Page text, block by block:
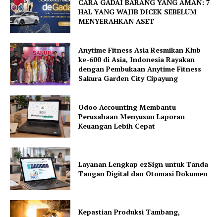
CARA GADAI BARANG YANG AMAN: 7
HAL YANG WAJIB DICEK SEBELUM
MENYERAHKAN ASET
Anytime Fitness Asia Resmikan Klub
ke-600 di Asia, Indonesia Rayakan
dengan Pembukaan Anytime Fitness
Sakura Garden City Cipayung
Odoo Accounting Membantu
Perusahaan Menyusun Laporan
Keuangan Lebih Cepat
Layanan Lengkap ezSign untuk Tanda
Tangan Digital dan Otomasi Dokumen
Kepastian Produksi Tambang,